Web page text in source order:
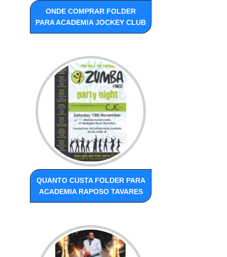
ONDE COMPRAR FOLDER
PARA ACADEMIA JOCKEY CLUB
QUANTO CUSTA FOLDER PARA
ACADEMIA RAPOSO TAVARES